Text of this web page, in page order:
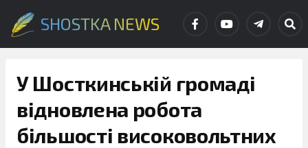
SHOSTKA NEWS
У Шосткинській громаді
відновлена робота
більшості високовольтних